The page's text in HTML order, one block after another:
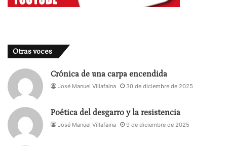
Otras voces
Crónica de una carpa encendida
José Manuel Villafaina 30 de diciembre de 2025
Poética del desgarro y la resistencia
José Manuel Villafaina 9 de diciembre de 2025